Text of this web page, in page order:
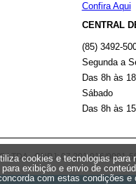
Confira Aqui
CENTRAL
(85) 3492-
Segunda a
Das 8h às
Sábado
Das 8h às
LTDA - CNPJ: 07.201.916/
cookies e tecnologias para
exibição e envio de
com estas condições